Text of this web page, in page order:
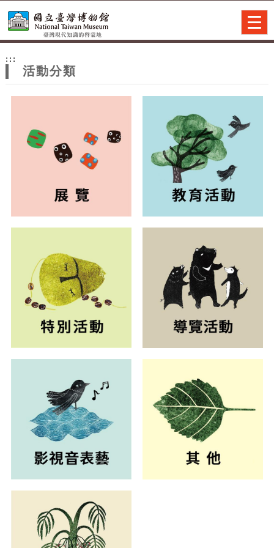
網
站
主
:::
活動分類